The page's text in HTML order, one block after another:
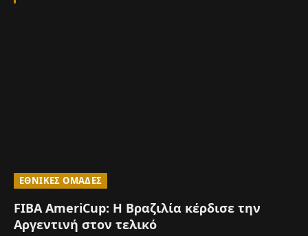
ΕΘΝΙΚΈΣ ΟΜΆΔΕΣ
FIBA AmeriCup: Η Βραζιλία κέρδισε την
Αργεντινή στον τελικό